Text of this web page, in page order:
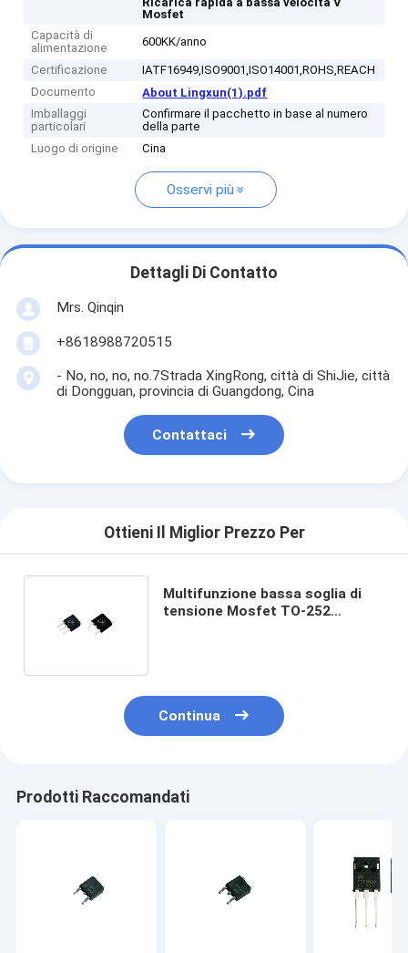
Mosfet
Capacità di
alimentazione
600KK/anno
Certificazione
IATF16949,ISO9001,ISO14001,ROHS,REACH
Documento
About Lingxun(1).pdf
Imballaggi
particolari
Confirmare il pacchetto in base al numero
della parte
Luogo di origine
Cina
Osservi più
Dettagli Di Contatto
Mrs. Qinqin
+8618988720515
- No, no, no, no.7Strada XingRong, città di ShiJie, città
di Dongguan, provincia di Guangdong, Cina
Contattaci
Ottieni Il Miglior Prezzo Per
Multifunzione bassa soglia di
tensione Mosfet TO-252
Continua
Prodotti Raccomandati